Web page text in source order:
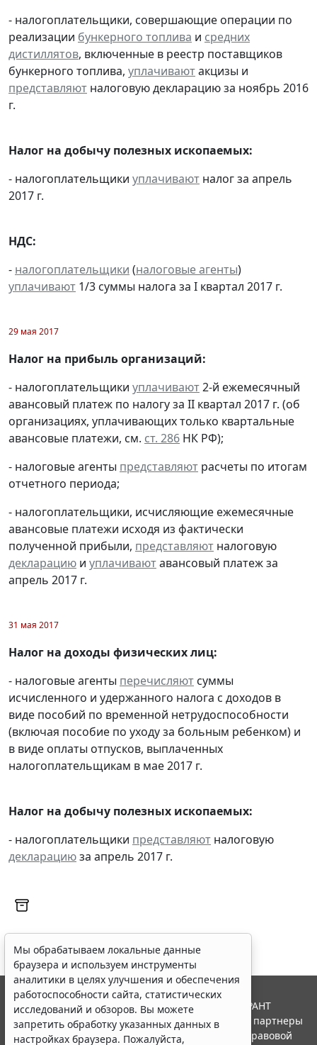
- налогоплательщики, совершающие операции по
реализации бункерного топлива и средних
дистиллятов, включенные в реестр поставщиков
бункерного топлива, уплачиваютакцизы и
представляют налоговую декларацию за ноябрь 2016
г.
Налог на добычу полезных ископаемых:
- налогоплательщики уплачивают налог за апрель
2017 г.
НДС:
- налогоплательщики (налоговые агенты)
уплачивают 1/3 суммы налога за I квартал 2017 г.
29 мая 2017
Налог на прибыль организаций:
- налогоплательщики уплачивают2-й ежемесячный
авансовый платеж по налогу за II квартал 2017 г. (об
организациях, уплачивающих только квартальные
авансовые платежи, см. ст. 286 НК РФ);
- налоговые агенты представляют расчеты по итогам
отчетного периода;
- налогоплательщики, исчисляющие ежемесячные
авансовые платежи исходя из фактически
полученной прибыли, представляют налоговую
декларацию и уплачиваютавансовый платеж за
апрель 2017 г.
31 мая 2017
Налог на доходы физических лиц:
- налоговые агенты перечисляют суммы
исчисленного и удержанного налога с доходов в
виде пособий по временной нетрудоспособности
(включая пособие по уходу за больным ребенком) и
в виде оплаты отпусков, выплаченных
налогоплательщикам в мае 2017 г.
Налог на добычу полезных ископаемых:
- налогоплательщики представляют налоговую
декларациюза апрель 2017 г.
Мы обрабатываем локальные данные
браузера и используем инструменты
аналитики в целях улучшения и обеспечения
работоспособности сайта, статистических
исследований и обзоров. Вы можете
запретить обработку указанных данных в
настройках браузера. Пожалуйста,
© ООО "НПП "ГАРАНТ-СЕРВИС", 2026. Система ГАРАНТ
выпускается с 1990 года. Компания "Гарант" и ее партнеры
являются участниками Российской ассоциации правовой